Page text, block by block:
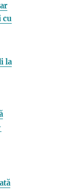
cu
la